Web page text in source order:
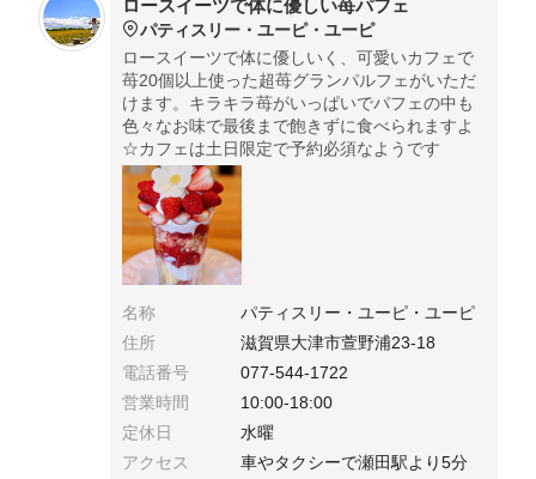
ロースイーツで体に優しい苺パフェ
パティスリー・ユーピ・ユーピ
ロースイーツで体に優しいく、可愛いカフェで
苺20個以上使った超苺グランパルフェがいただ
けます。キラキラ苺がいっぱいでパフェの中も
色々なお味で最後まで飽きずに食べられますよ
☆カフェは土日限定で予約必須なようです
名称
パティスリー・ユーピ・ユーピ
住所
滋賀県大津市萱野浦23-18
電話番号
077-544-1722
営業時間
10:00-18:00
定休日
水曜
アクセス
車やタクシーで瀬田駅より5分